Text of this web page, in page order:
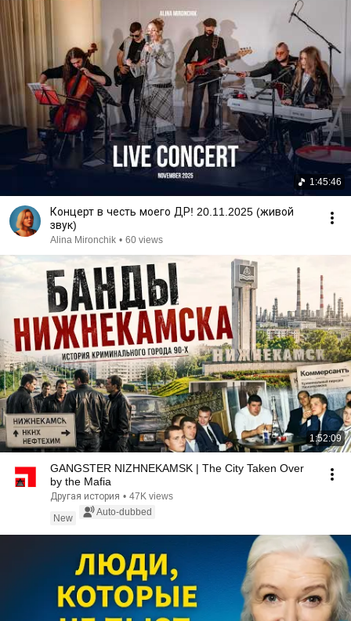
1:45:46
Концерт в честь моего ДР! 20.11.2025 (живой
звук)
Alina Mironchik • 60 views
1:52:09
GANGSTER NIZHNEKAMSK | The City Taken Over
by the Mafia
Другая история • 47K views
New
Auto-dubbed